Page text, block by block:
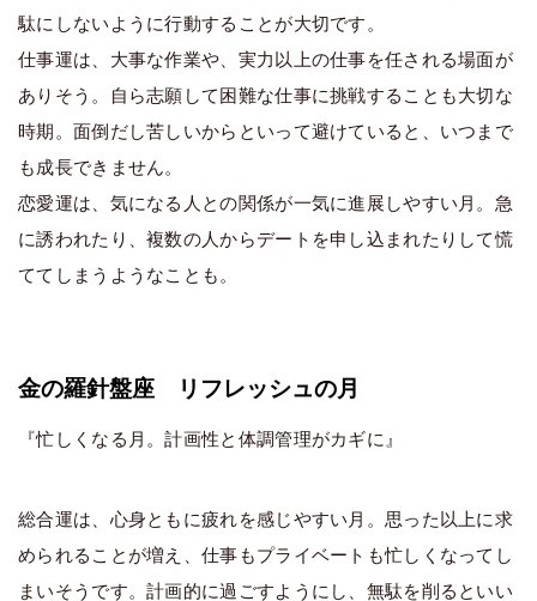
駄にしないように行動することが大切です。
仕事運は、大事な作業や、実力以上の仕事を任される場面が
ありそう。自ら志願して困難な仕事に挑戦することも大切な
時期。面倒だし苦しいからといって避けていると、いつまで
も成長できません。
恋愛運は、気になる人との関係が一気に進展しやすい月。急
に誘われたり、複数の人からデートを申し込まれたりして慌
ててしまうようなことも。
金の羅針盤座 リフレッシュの月
『忙しくなる月。計画性と体調管理がカギに』
総合運は、心身ともに疲れを感じやすい月。思った以上に求
められることが増え、仕事もプライベートも忙しくなってし
まいそうです。計画的に過ごすようにし、無駄を削るといい